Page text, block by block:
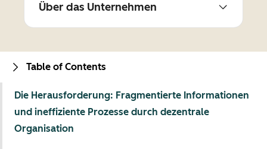
Über das Unternehmen
Table of Contents
Die Herausforderung: Fragmentierte Informationen
und ineffiziente Prozesse durch dezentrale
Organisation